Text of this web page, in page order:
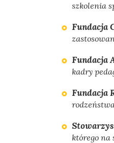
szkolenia
Fundacja
Fundacja
kadry
Fundacja
którego na